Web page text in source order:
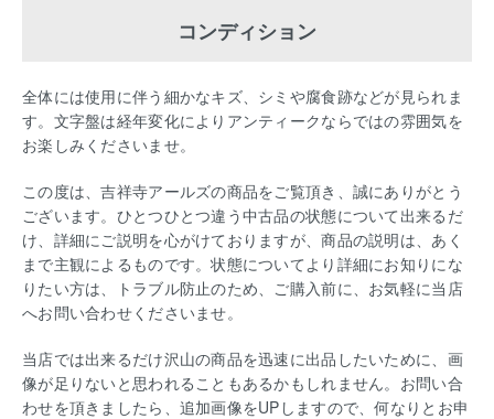
コンディション
全体には使用に伴う細かなキズ、シミや腐食跡などが見られま
す。文字盤は経年変化によりアンティークならではの雰囲気を
お楽しみくださいませ。
この度は、吉祥寺アールズの商品をご覧頂き、誠にありがとう
ございます。ひとつひとつ違う中古品の状態について出来るだ
け、詳細にご説明を心がけておりますが、商品の説明は、あく
まで主観によるものです。状態についてより詳細にお知りにな
りたい方は、トラブル防止のため、ご購入前に、お気軽に当店
へお問い合わせくださいませ。
当店では出来るだけ沢山の商品を迅速に出品したいために、画
像が足りないと思われることもあるかもしれません。お問い合
わせを頂きましたら、追加画像をUPしますので、何なりとお申